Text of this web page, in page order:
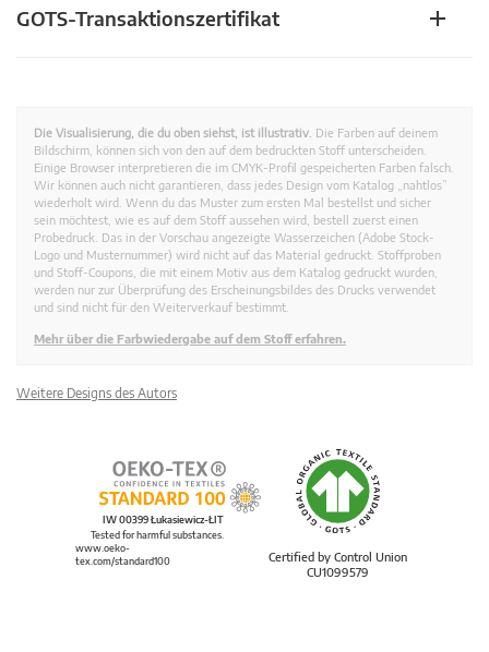
GOTS-Transaktionszertifikat
Die Visualisierung, die du oben siehst, ist illustrativ. Die Farben auf deinem
Bildschirm, können sich von den auf dem bedruckten Stoff unterscheiden.
Einige Browser interpretieren die im CMYK-Profil gespeicherten Farben falsch.
Wir können auch nicht garantieren, dass jedes Design vom Katalog „nahtlos”
wiederholt wird. Wenn du das Muster zum ersten Mal bestellst und sicher
sein möchtest, wie es auf dem Stoff aussehen wird, bestell zuerst einen
Probedruck. Das in der Vorschau angezeigte Wasserzeichen (Adobe Stock-
Logo und Musternummer) wird nicht auf das Material gedruckt. Stoffproben
und Stoff-Coupons, die mit einem Motiv aus dem Katalog gedruckt wurden,
werden nur zur Überprüfung des Erscheinungsbildes des Drucks verwendet
und sind nicht für den Weiterverkauf bestimmt.
Mehr über die Farbwiedergabe auf dem Stoff erfahren.
Weitere Designs des Autors
Certified by Control Union
CU1099579
IW 00399 Łukasiewicz-ŁIT
Tested for harmful substances.
www.oeko-
tex.com/standard100